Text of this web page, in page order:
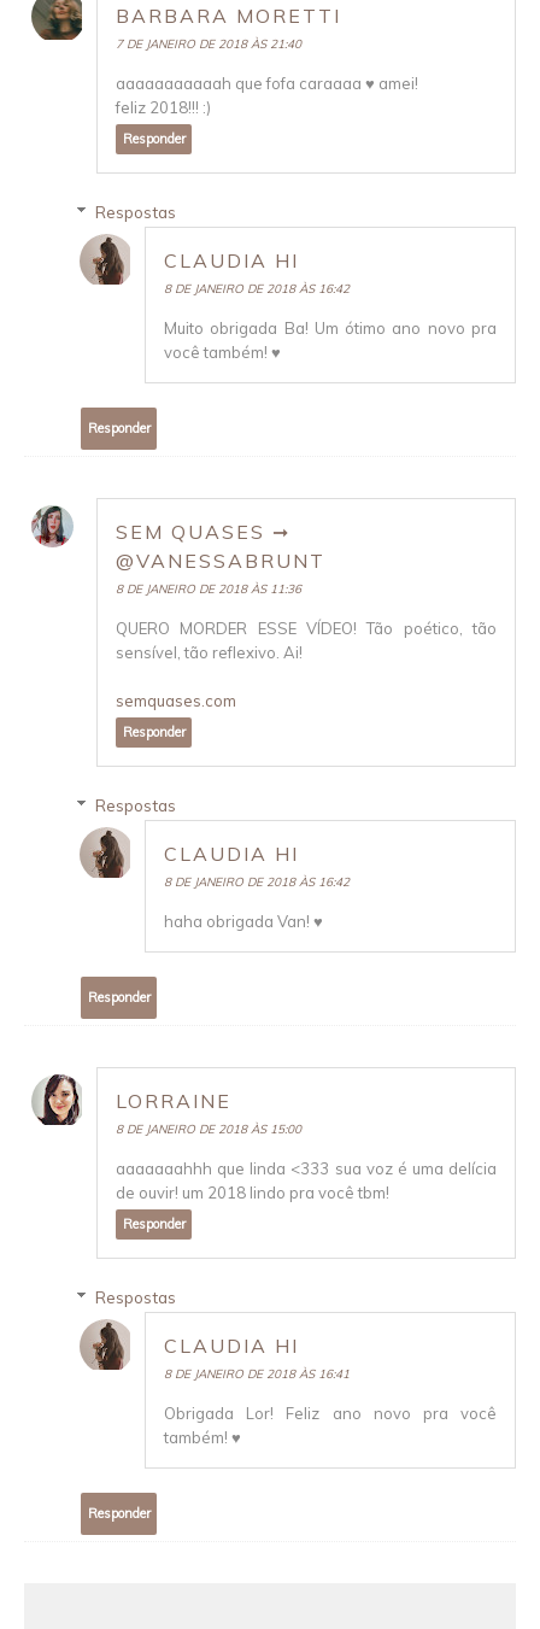
BARBARA MORETTI
7 DE JANEIRO DE 2018 ÀS 21:40
aaaaaaaaaaah que fofa caraaaa ♥ amei!
feliz 2018!!! :)
Responder
Respostas
CLAUDIA HI
8 DE JANEIRO DE 2018 ÀS 16:42
Muito obrigada Ba! Um ótimo ano novo pra
você também! ♥
Responder
SEM QUASES ➞
@VANESSABRUNT
8 DE JANEIRO DE 2018 ÀS 11:36
QUERO MORDER ESSE VÍDEO! Tão poético, tão
sensível, tão reflexivo. Ai!
semquases.com
Responder
Respostas
CLAUDIA HI
8 DE JANEIRO DE 2018 ÀS 16:42
haha obrigada Van! ♥
Responder
LORRAINE
8 DE JANEIRO DE 2018 ÀS 15:00
aaaaaaahhh que linda <333 sua voz é uma delícia
de ouvir! um 2018 lindo pra você tbm!
Responder
Respostas
CLAUDIA HI
8 DE JANEIRO DE 2018 ÀS 16:41
Obrigada Lor! Feliz ano novo pra você
também! ♥
Responder